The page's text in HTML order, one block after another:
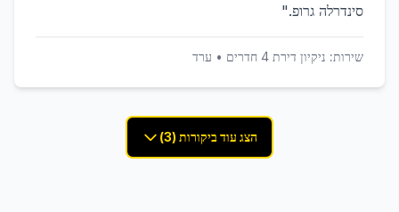
סינדרלה גרופ."
שירות: ניקיון דירת 4 חדרים • ערד
הצג עוד ביקורות (3)